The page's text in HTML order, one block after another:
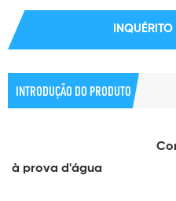
INTRODUÇÃO DO PRODUTO
à prova d'água